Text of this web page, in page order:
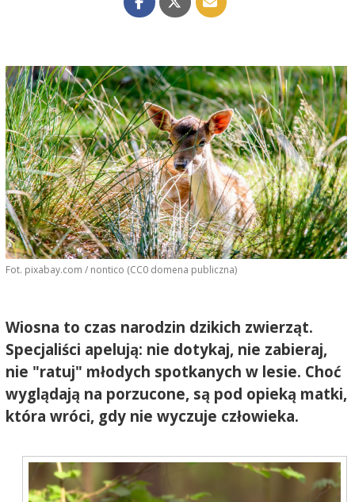
Fot. pixabay.com / nontico (CC0 domena publiczna)
Wiosna to czas narodzin dzikich zwierząt.
Specjaliści apelują: nie dotykaj, nie zabieraj,
nie "ratuj" młodych spotkanych w lesie. Choć
wyglądają na porzucone, są pod opieką matki,
która wróci, gdy nie wyczuje człowieka.